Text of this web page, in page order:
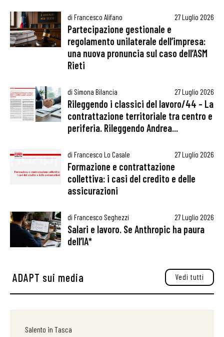
di Francesco Alifano 27 Luglio 2026
Partecipazione gestionale e
regolamento unilaterale dell’impresa:
una nuova pronuncia sul caso dell’ASM
Rieti
di Simona Bilancia 27 Luglio 2026
Rileggendo i classici del lavoro/44 – La
contrattazione territoriale tra centro e
periferia. Rileggendo Andrea...
di Francesco Lo Casale 27 Luglio 2026
Formazione e contrattazione
collettiva: i casi del credito e delle
assicurazioni
di Francesco Seghezzi 27 Luglio 2026
Salari e lavoro. Se Anthropic ha paura
dell’IA*
ADAPT sui media Vedi tutti
Salento in Tasca